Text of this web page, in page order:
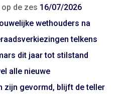
de zes 16/07/2026
wethouders na
telkens
dit jaar tot stilstand
alle nieuwe
zijn gevormd, blijft de teller